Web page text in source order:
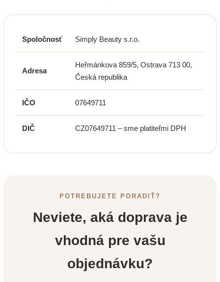
Spoločnosť Simply Beauty s.r.o.
Adresa
Heřmánkova 859/5, Ostrava 713 00,
Česká republika
IČO 07649711
DIČ CZ07649711 – sme platiteľmi DPH
POTREBUJETE PORADIŤ?
Neviete, aká doprava je
vhodná pre vašu
objednávku?